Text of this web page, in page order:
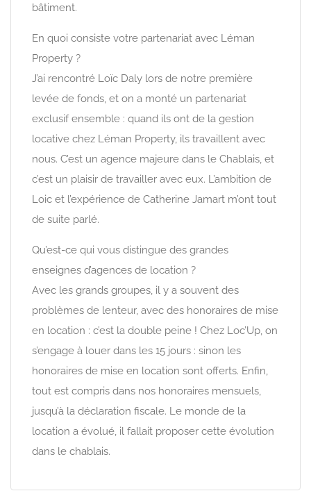
bâtiment.
En quoi consiste votre partenariat avec Léman
Property ?
J’ai rencontré Loïc Daly lors de notre première
levée de fonds, et on a monté un partenariat
exclusif ensemble : quand ils ont de la gestion
locative chez Léman Property, ils travaillent avec
nous. C’est un agence majeure dans le Chablais, et
c’est un plaisir de travailler avec eux. L’ambition de
Loic et l’expérience de Catherine Jamart m’ont tout
de suite parlé.
Qu’est-ce qui vous distingue des grandes
enseignes d’agences de location ?
Avec les grands groupes, il y a souvent des
problèmes de lenteur, avec des honoraires de mise
en location : c’est la double peine ! Chez Loc’Up, on
s’engage à louer dans les 15 jours : sinon les
honoraires de mise en location sont offerts. Enfin,
tout est compris dans nos honoraires mensuels,
jusqu’à la déclaration fiscale. Le monde de la
location a évolué, il fallait proposer cette évolution
dans le chablais.